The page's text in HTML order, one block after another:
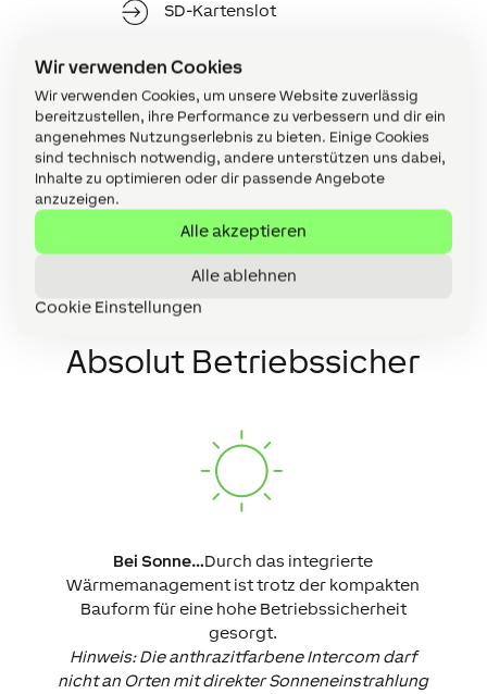
Wir verwenden Cookies
Wir verwenden Cookies, um unsere Website zuverlässig
bereitzustellen, ihre Performance zu verbessern und dir ein
angenehmes Nutzungserlebnis zu bieten. Einige Cookies
sind technisch notwendig, andere unterstützen uns dabei,
Inhalte zu optimieren oder dir passende Angebote
anzuzeigen.
Alle akzeptieren
Alle ablehnen
Cookie Einstellungen
SD-Kartenslot
Versorgungs-Ausgang
für externe Geräte:
24VDC. max. 3W
Absolut Betriebssicher
Bei Sonne…Durch das integrierte
Wärmemanagement ist trotz der kompakten
Bauform für eine hohe Betriebssicherheit
gesorgt.
Hinweis: Die anthrazitfarbene Intercom darf
nicht an Orten mit direkter Sonneneinstrahlung